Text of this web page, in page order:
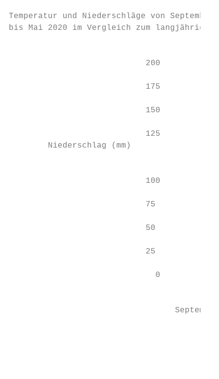
Temperatur und Niederschläge von September
bis Mai 2020 im Vergleich zum
200
175
150
125
        Niederschlag (mm)
100
75
50
25
0
                                  September